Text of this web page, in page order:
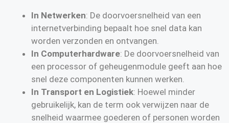
In Netwerken: De doorvoersnelheid van een
internetverbinding bepaalt hoe snel data kan
worden verzonden en ontvangen.
In Computerhardware: De doorvoersnelheid van
een processor of geheugenmodule geeft aan hoe
snel deze componenten kunnen werken.
In Transport en Logistiek: Hoewel minder
gebruikelijk, kan de term ook verwijzen naar de
snelheid waarmee goederen of personen worden